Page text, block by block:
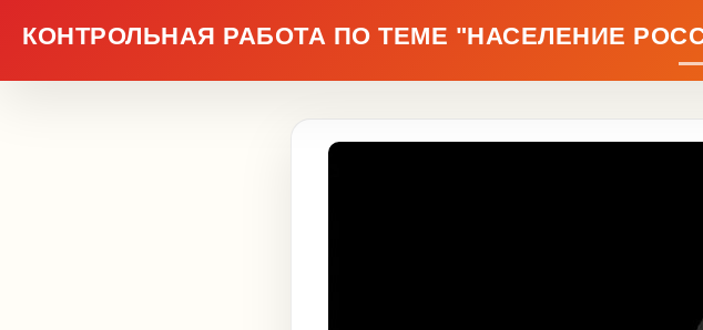
КОНТРОЛЬНАЯ РАБОТА ПО ТЕМЕ "НАСЕЛЕНИЕ